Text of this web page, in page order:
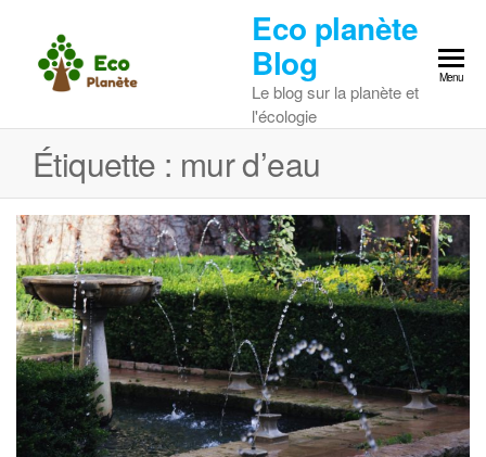
content
Eco planète
Blog
Le blog sur la planète et
l'écologie
Menu
Étiquette : mur d’eau